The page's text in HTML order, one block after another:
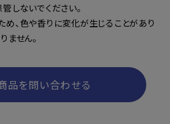
しないでください。
、色や香りに変化が生じることがあり
ません。
品を問い合わせる